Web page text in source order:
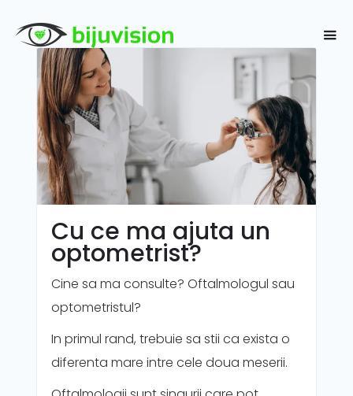
Cu ce ma ajuta un
optometrist?
Cine sa ma consulte? Oftalmologul sau
optometristul?
In primul rand, trebuie sa stii ca exista o
diferenta mare intre cele doua meserii.